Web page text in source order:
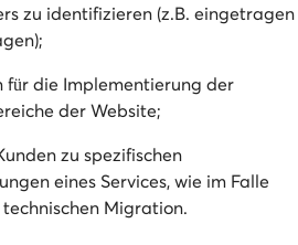
zu identifizieren (z.B. eingetragen
für die Implementierung der
der Website;
zu spezifischen
eines Services, wie im Falle
Migration.